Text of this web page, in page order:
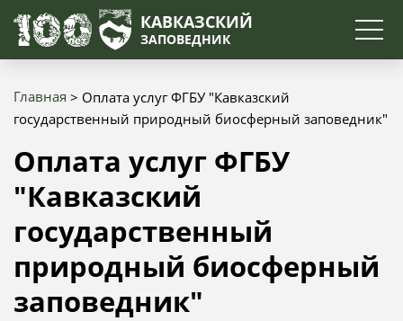
КАВКАЗСКИЙ
ЗАПОВЕДНИК
Поиск
Строка
навигации
Главная
Оплата услуг ФГБУ "Кавказский
государственный природный биосферный заповедник"
Оплата услуг ФГБУ
"Кавказский
государственный
природный биосферный
заповедник"